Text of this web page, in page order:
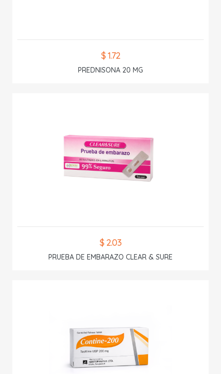
$ 1.72
PREDNISONA 20 MG
$ 2.03
PRUEBA DE EMBARAZO CLEAR & SURE